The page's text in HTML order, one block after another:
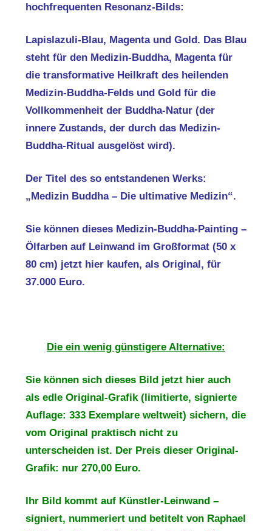
hochfrequenten Resonanz-Bilds:
Lapislazuli-Blau, Magenta und Gold. Das Blau
steht für den Medizin-Buddha, Magenta für
die transformative Heilkraft des heilenden
Medizin-Buddha-Felds und Gold für die
Vollkommenheit der Buddha-Natur (der
innere Zustands, der durch das Medizin-
Buddha-Ritual ausgelöst wird).
Der Titel des so entstandenen Werks:
„Medizin Buddha – Die ultimative Medizin“.
Sie können dieses Medizin-Buddha-Painting –
Ölfarben auf Leinwand im Großformat (50 x
80 cm) jetzt hier kaufen, als Original, für
37.000 Euro.
Die ein wenig günstigere Alternative:
Sie können sich dieses Bild jetzt hier auch
als edle Original-Grafik (limitierte, signierte
Auflage: 333 Exemplare weltweit) sichern, die
vom Original praktisch nicht zu
unterscheiden ist. Der Preis dieser Original-
Grafik: nur 270,00 Euro.
Ihr Bild kommt auf Künstler-Leinwand –
signiert, nummeriert und betitelt von Raphael